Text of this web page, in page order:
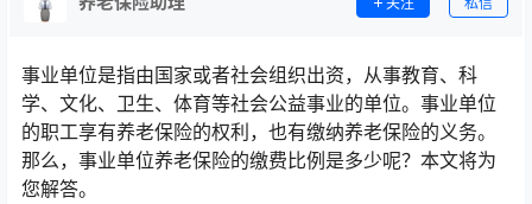
事业单位是指由国家或者社会组织出资，从事教育、科
学、文化、卫生、体育等社会公益事业的单位。事业单位
的职工享有养老保险的权利，也有缴纳养老保险的义务。
那么，事业单位养老保险的缴费比例是多少呢？本文将为
您解答。